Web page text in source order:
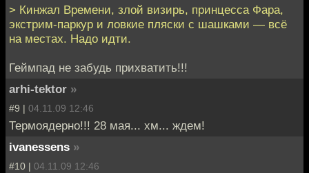
> Кинжал Времени, злой визирь, принцесса Фара,
экстрим-паркур и ловкие пляски с шашками — всё
на местах. Надо идти.
Геймпад не забудь прихватить!!!
arhi-tektor »
#9 | 04.11.09 12:46
Термоядерно!!! 28 мая... хм... ждем!
ivanessens »
#10 | 04.11.09 12:46